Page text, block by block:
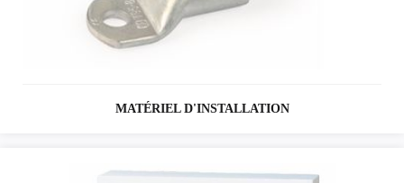
MATÉRIEL D'INSTALLATION